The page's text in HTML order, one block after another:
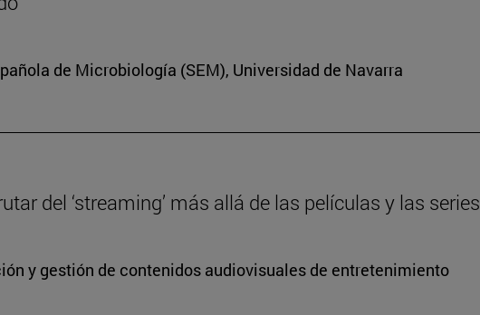
de Microbiología (SEM), Universidad de Navarra
del ‘streaming’ más allá de las películas y las series
y gestión de contenidos audiovisuales de entretenimiento